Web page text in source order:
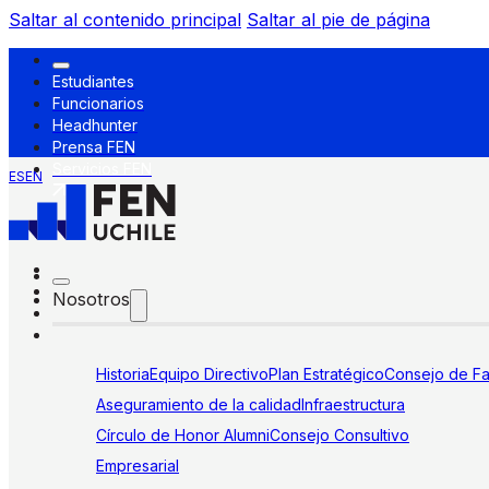
Saltar al contenido principal Saltar al pie de página
Estudiantes
Funcionarios
Headhunter
Prensa FEN
ESEN
Nosotros
HistoriaEquipo DirectivoPlan EstratégicoConsejo de
Aseguramiento de la calidadInfraestructura
Círculo de Honor AlumniConsejo Consultivo
Empresarial